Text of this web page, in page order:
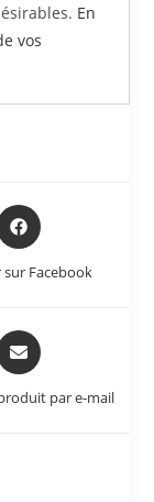
En
vos
sur Facebook
par e-mail